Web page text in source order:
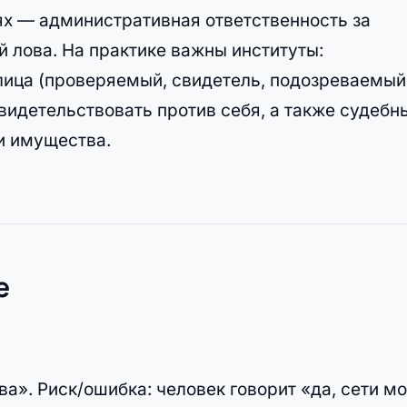
— административная ответственность за
На практике важны институты:
(проверяемый, свидетель,
против себя, а также
имущества.
Риск/ошибка: человек говорит «да, сети